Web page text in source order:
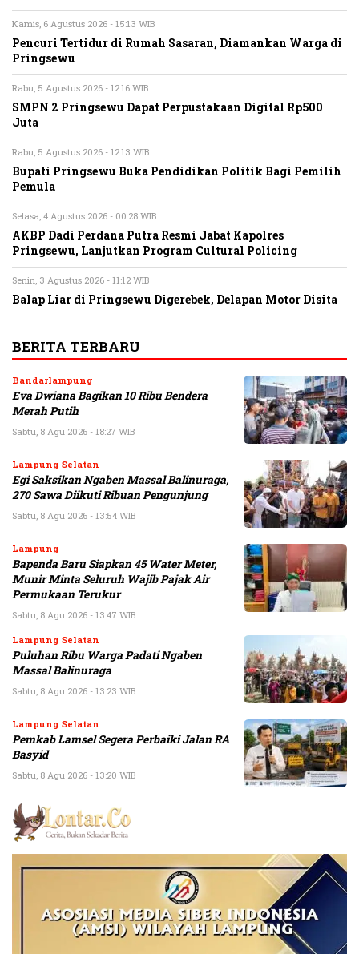
Kamis, 6 Agustus 2026 - 15:13 WIB
Pencuri Tertidur di Rumah Sasaran, Diamankan Warga di
Pringsewu
Rabu, 5 Agustus 2026 - 12:16 WIB
SMPN 2 Pringsewu Dapat Perpustakaan Digital Rp500
Juta
Rabu, 5 Agustus 2026 - 12:13 WIB
Bupati Pringsewu Buka Pendidikan Politik Bagi Pemilih
Pemula
Selasa, 4 Agustus 2026 - 00:28 WIB
AKBP Dadi Perdana Putra Resmi Jabat Kapolres
Pringsewu, Lanjutkan Program Cultural Policing
Senin, 3 Agustus 2026 - 11:12 WIB
Balap Liar di Pringsewu Digerebek, Delapan Motor Disita
BERITA TERBARU
Bandarlampung
Eva Dwiana Bagikan 10 Ribu Bendera
Merah Putih
Sabtu, 8 Agu 2026 - 18:27 WIB
Lampung Selatan
Egi Saksikan Ngaben Massal Balinuraga,
270 Sawa Diikuti Ribuan Pengunjung
Sabtu, 8 Agu 2026 - 13:54 WIB
Lampung
Bapenda Baru Siapkan 45 Water Meter,
Munir Minta Seluruh Wajib Pajak Air
Permukaan Terukur
Sabtu, 8 Agu 2026 - 13:47 WIB
Lampung Selatan
Puluhan Ribu Warga Padati Ngaben
Massal Balinuraga
Sabtu, 8 Agu 2026 - 13:23 WIB
Lampung Selatan
Pemkab Lamsel Segera Perbaiki Jalan RA
Basyid
Sabtu, 8 Agu 2026 - 13:20 WIB